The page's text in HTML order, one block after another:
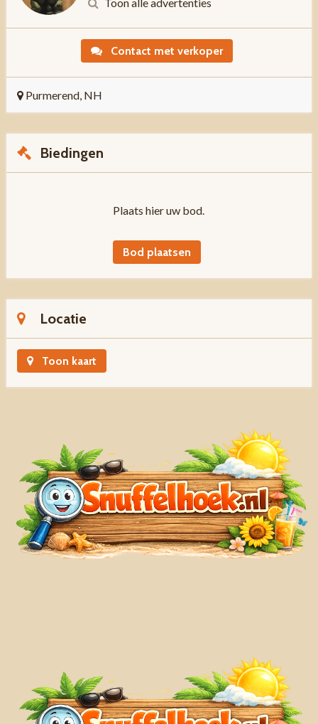
Toon alle advertenties
Contact met verkoper
Purmerend, NH
Biedingen
Plaats hier uw bod.
Bod plaatsen
Locatie
Toon kaart